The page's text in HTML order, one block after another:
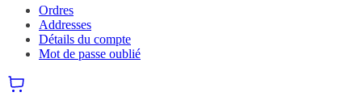
Ordres
Addresses
Détails du compte
Mot de passe oublié